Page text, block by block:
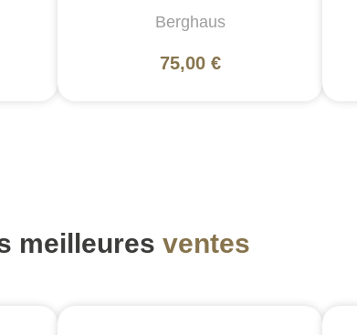
Berghaus
75,00 €
meilleures ventes